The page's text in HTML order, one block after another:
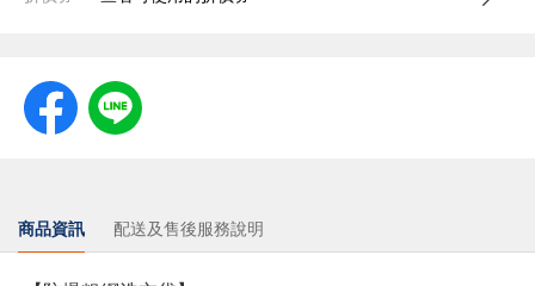
商品資訊 配送及售後服務說明